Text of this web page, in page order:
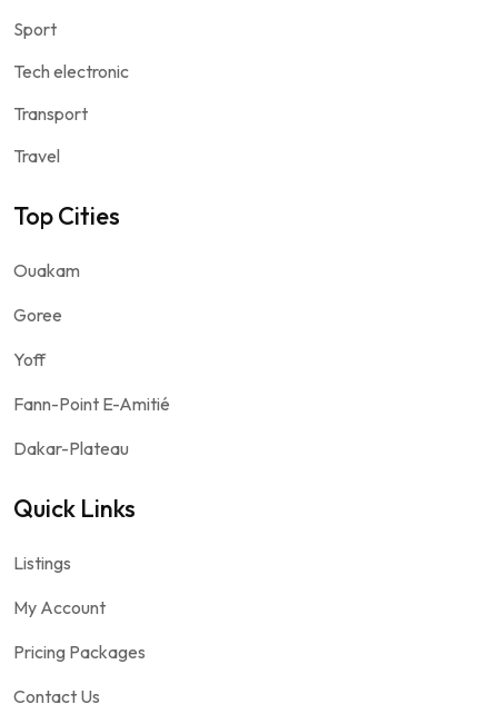
Sport
Tech electronic
Transport
Travel
Top Cities
Ouakam
Goree
Yoff
Fann-Point E-Amitié
Dakar-Plateau
Quick Links
Listings
My Account
Pricing Packages
Contact Us